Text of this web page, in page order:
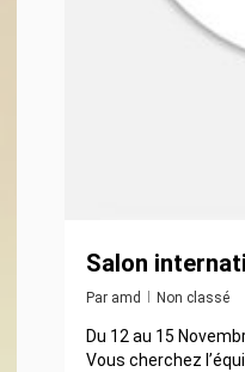
Salon
Par amd Non classé
Du 12 au 15
Vous cherchez